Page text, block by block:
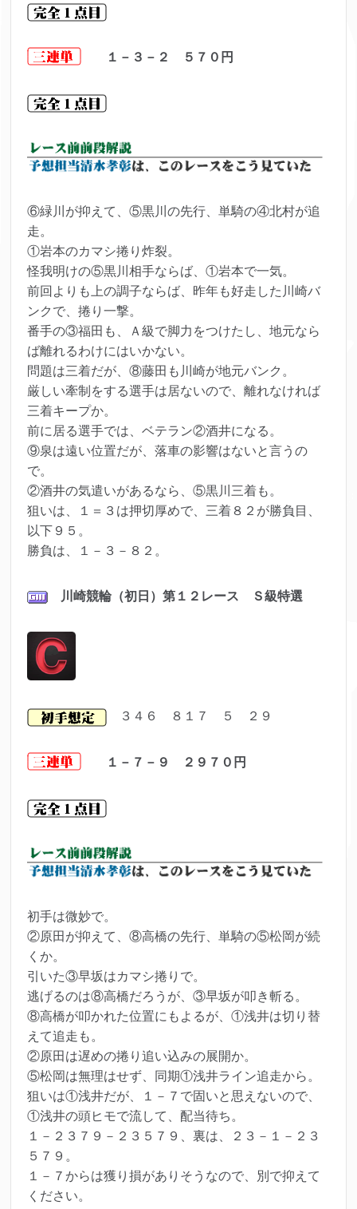
１－３－２ ５７０ 円
⑥緑川が抑えて、⑤黒川の先行、単騎の④北村が追
走。
①岩本のカマシ捲り炸裂。
怪我明けの⑤黒川相手ならば、①岩本で一気。
前回よりも上の調子ならば、昨年も好走した川崎バ
ンクで、捲り一撃。
番手の③福田も、Ａ級で脚力をつけたし、地元なら
ば離れるわけにはいかない。
問題は三着だが、⑧藤田も川崎が地元バンク。
厳しい牽制をする選手は居ないので、離れなければ
三着キープか。
前に居る選手では、ベテラン②酒井になる。
⑨泉は遠い位置だが、落車の影響はないと言うの
で。
②酒井の気遣いがあるなら、⑤黒川三着も。
狙いは、１＝３は押切厚めで、三着８２が勝負目、
以下９５。
勝負は、１－３－８２。
川崎競輪（初日）第１２レース Ｓ級特選
３４６ ８１７ ５ ２９
１－７－９ ２９７０ 円
初手は微妙で。
②原田が抑えて、⑧高橋の先行、単騎の⑤松岡が続
くか。
引いた③早坂はカマシ捲りで。
逃げるのは⑧高橋だろうが、③早坂が叩き斬る。
⑧高橋が叩かれた位置にもよるが、①浅井は切り替
えて追走も。
②原田は遅めの捲り追い込みの展開か。
⑤松岡は無理はせず、同期①浅井ライン追走から。
狙いは①浅井だが、１－７で固いと思えないので、
①浅井の頭ヒモで流して、配当待ち。
１－２３７９－２３５７９、裏は、２３－１－２３
５７９。
１－７からは獲り損がありそうなので、別で抑えて
ください。